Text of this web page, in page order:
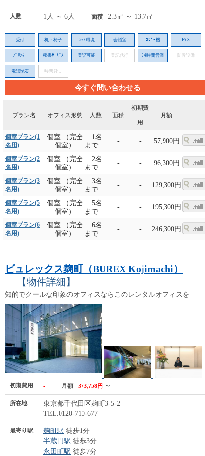
人数 1人 ～ 6人 面積 2.3㎡ ～ 13.7㎡
受付 机・椅子 ﾈｯﾄ環境 会議室 ｺﾋﾟｰ機 FAX
ﾌﾟﾘﾝﾀｰ 秘書ｻｰﾋﾞｽ 登記可能 登記代行 24時間営業 防音設備
電話対応 時間貸し
今すぐ問い合わせる
プラン名 オフィス形態 人数 面積
初期費
用
月額
個室プラン(1
名用)
個室 （完全
個室）
1名
まで
- - 57,900円
個室プラン(2
名用)
個室 （完全
個室）
2名
まで
- - 96,300円
個室プラン(3
名用)
個室 （完全
個室）
3名
まで
- - 129,300円
個室プラン(5
名用)
個室 （完全
個室）
5名
まで
- - 195,300円
個室プラン(6
名用)
個室 （完全
個室）
6名
まで
- - 246,300円
ビュレックス麹町（BUREX Kojimachi）
【物件詳細】
知的でクールな印象のオフィスならこのレンタルオフィスを
初期費用 - 月額 373,758円 ～
所在地
東京都千代田区麹町3-5-2
TEL.0120-710-677
最寄り駅 麹町駅 徒歩1分
半蔵門駅 徒歩3分
永田町駅 徒歩7分